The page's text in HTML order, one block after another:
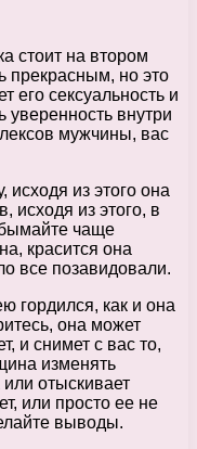
стоит на втором
прекрасным, но это
его сексуальность и
внутри
мужчины, вас
исходя из этого она
исходя из этого, в
чаще
красится она
все позавидовали.
гордился, как и она
она может
и снимет с вас то,
изменять
отыскивает
или просто ее не
выводы.